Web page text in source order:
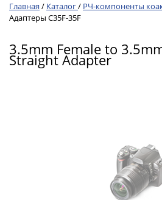
Главная / Каталог/ РЧ-компоненты
Адаптеры C35F-35F
3.5mm Female to
Straight Adapter